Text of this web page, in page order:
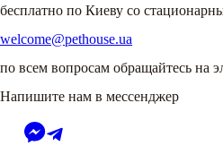
бесплатно по Киеву со
welcome@pethouse.ua
по всем вопросам обращайтесь на
Напишите нам в мессенджер